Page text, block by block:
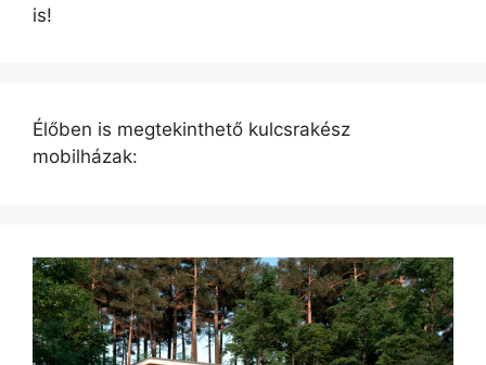
is!
Élőben is megtekinthető kulcsrakész
mobilházak: